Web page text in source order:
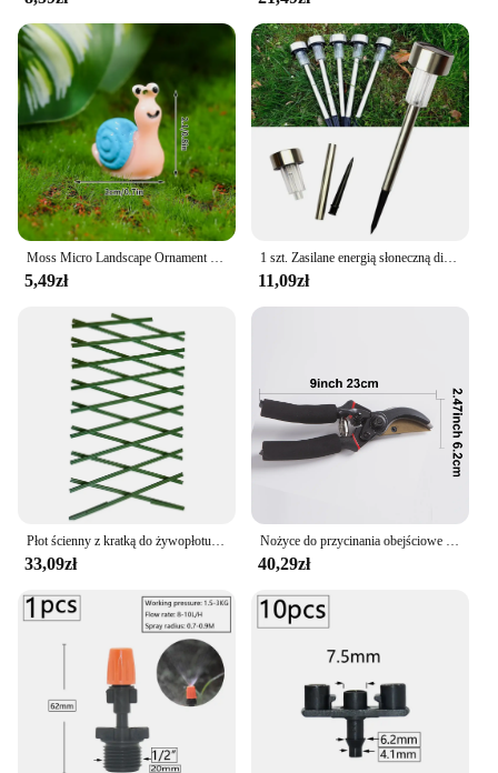
Whether you're a small business owner or a large-
scale retailer, these bags are an excellent addition to
your inventory, offering both convenience and
functionality to your customers.
Moss Micro Landscape Ornament Mini Snails Micro Potted Decoration Cute Snail DIY Garden Miniatures Sculpture Bonsai Decor
5,49zł
1 szt. Zasilane energią słoneczną diody LED Jasnobiałe oświetlenie krajobrazu ścieżki zewnętrznej do trawnika Ogród Patio Yard Chodnik
11,09zł
Płot ścienny z kratką do żywopłotu Trwała półręczna półmechaniczna kratka do trawnika ogrodowego podwórka
33,09zł
Nożyce do przycinania obejściowe 5/8 maszynki do strzyżenia ogrodu - nożyczki do krojenia roślin z ostrym precyzyjnym uziemieniem stalowym
40,29zł